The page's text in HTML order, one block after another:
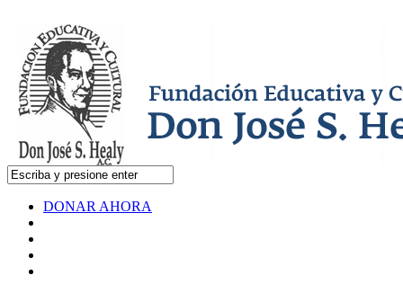
DONAR AHORA